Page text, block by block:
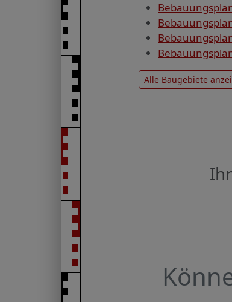
Alle Baugebiete